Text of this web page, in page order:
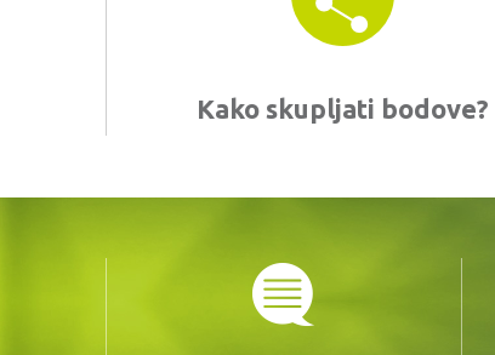
Kako skupljati bodove?